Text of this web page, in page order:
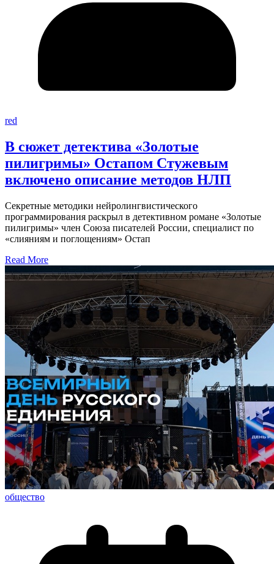
red
В сюжет детектива «Золотые
пилигримы» Остапом Стужевым
включено описание методов НЛП
Секретные методики нейролингвистического
программирования раскрыл в детективном романе «Золотые
пилигримы» член Союза писателей России, специалист по
«слияниям и поглощениям» Остап
Read More
общество